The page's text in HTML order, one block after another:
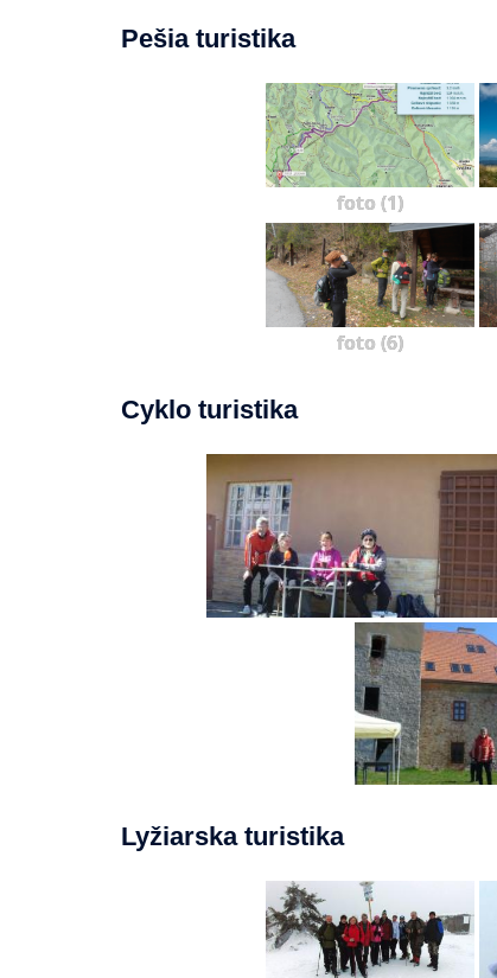
Pešia turistika
foto (1)
foto (6)
Cyklo turistika
Lyžiarska turistika